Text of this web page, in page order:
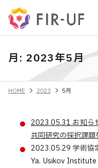
月: 2023年5月
HOME chevron_right 2023 chevron_right 5月
2023.05.31 お知ら
共同研究の採択課
2023.05.29 学術協
Ya. Usikov